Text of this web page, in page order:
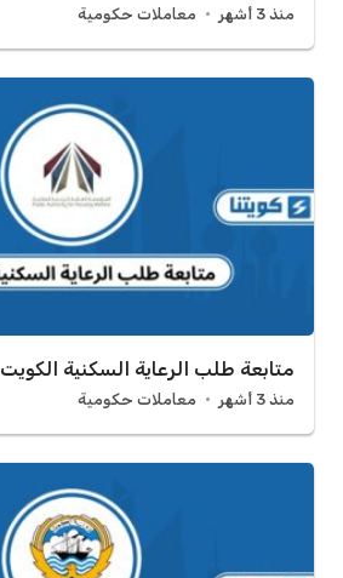
منذ 3 أشهر معاملات حكومية
متابعة طلب الرعاية السكنية الكويت
منذ 3 أشهر معاملات حكومية